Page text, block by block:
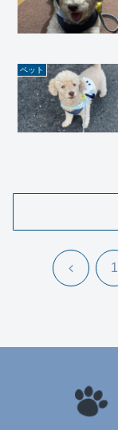
ペット
前 1